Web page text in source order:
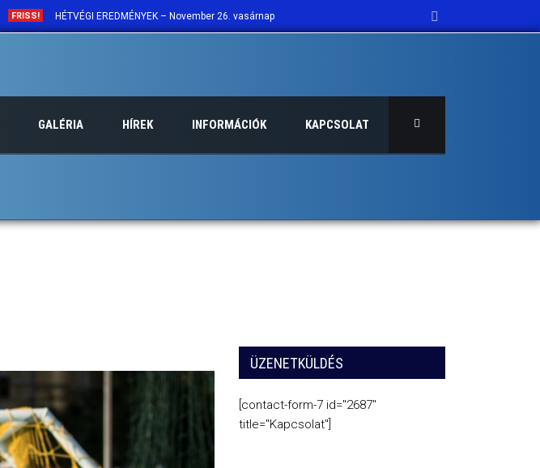
FRISS! HÉTVÉGI EREDMÉNYEK – November 26. vasárnap
GALÉRIA HÍREK INFORMÁCIÓK KAPCSOLAT
ÜZENETKÜLDÉS
[contact-form-7 id="2687"
title="Kapcsolat"]